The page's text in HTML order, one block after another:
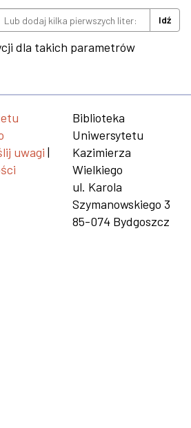
Idź
dla takich parametrów
uwagi |
Biblioteka
Uniwersytetu
Kazimierza
Wielkiego
ul. Karola
Szymanowskiego 3
85-074 Bydgoszcz